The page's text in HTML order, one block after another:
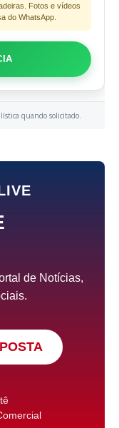
Fotos e vídeos
do WhatsApp.
quando solicitado.
de Notícias,